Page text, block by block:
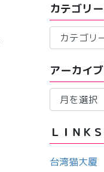
カテゴリー
テ
リ
ー
アーカイブ
ア
イ
ブ
ＬＩＮＫＳ
台湾猫大厦